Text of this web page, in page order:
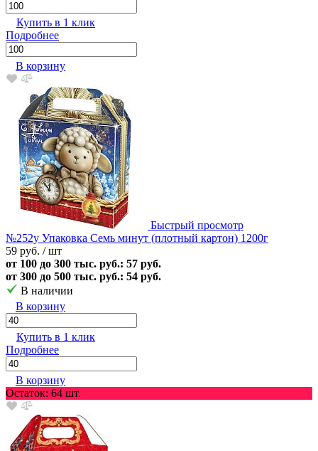
Купить в 1 клик
Подробнее
В корзину
Быстрый просмотр
№252у Упаковка Семь минут (плотный картон) 1200г
59 руб. / шт
от 100 до 300 тыс. руб.: 57 руб.
от 300 до 500 тыс. руб.: 54 руб.
В наличии
В корзину
Купить в 1 клик
Подробнее
В корзину
Остаток: 64 шт.